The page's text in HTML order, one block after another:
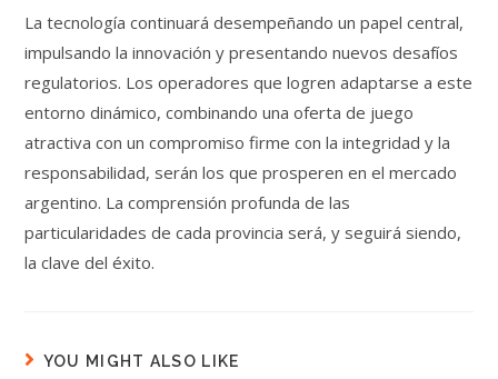
La tecnología continuará desempeñando un papel central,
impulsando la innovación y presentando nuevos desafíos
regulatorios. Los operadores que logren adaptarse a este
entorno dinámico, combinando una oferta de juego
atractiva con un compromiso firme con la integridad y la
responsabilidad, serán los que prosperen en el mercado
argentino. La comprensión profunda de las
particularidades de cada provincia será, y seguirá siendo,
la clave del éxito.
YOU MIGHT ALSO LIKE